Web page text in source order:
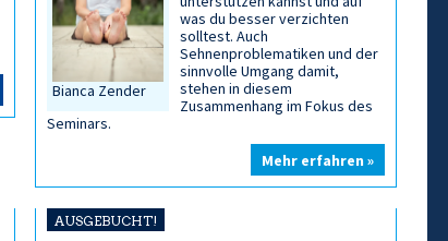
Bianca Zender
was du besser verzichten
solltest. Auch
Sehnenproblematiken und der
sinnvolle Umgang damit,
stehen in diesem
Zusammenhang im Fokus des
Seminars.
Mehr erfahren »
AUSGEBUCHT!